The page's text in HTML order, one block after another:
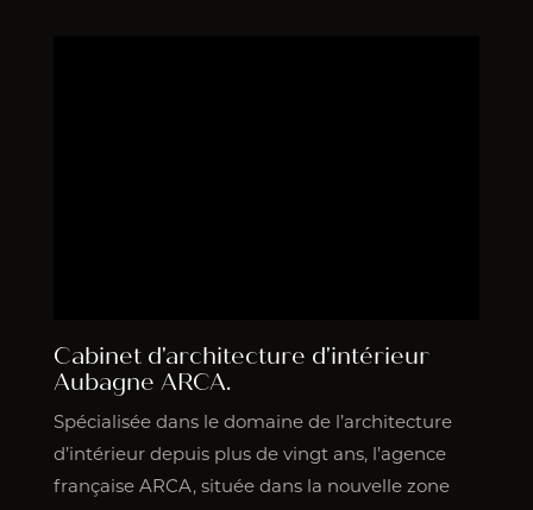
Cabinet d'architecture d'intérieur
Aubagne ARCA.
Spécialisée dans le domaine de l’architecture
d’intérieur depuis plus de vingt ans, l’agence
française ARCA, située dans la nouvelle zone